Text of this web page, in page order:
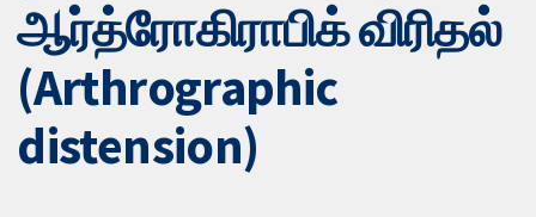
ஆர்த்ரோகிராபிக் விரிதல்
(Arthrographic
distension)